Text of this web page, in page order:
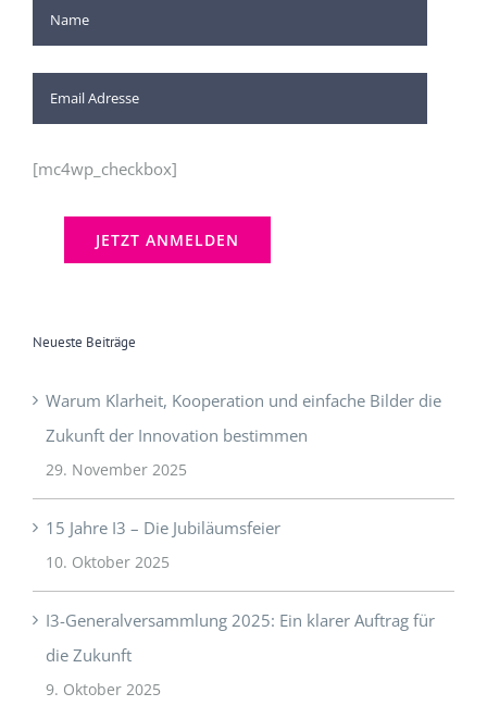
[mc4wp_checkbox]
Neueste Beiträge
Warum Klarheit, Kooperation und einfache Bilder die
Zukunft der Innovation bestimmen
29. November 2025
15 Jahre I3 – Die Jubiläumsfeier
10. Oktober 2025
I3-Generalversammlung 2025: Ein klarer Auftrag für
die Zukunft
9. Oktober 2025